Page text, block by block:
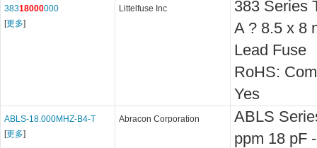
38318000000
[更多]
Littelfuse Inc
383 Series
A ? 8.5 x 8
Lead Fuse
RoHS:
Yes
ABLS-18.000MHZ-B4-T
[更多]
Abracon Corporation
ABLS
ppm 18 pF